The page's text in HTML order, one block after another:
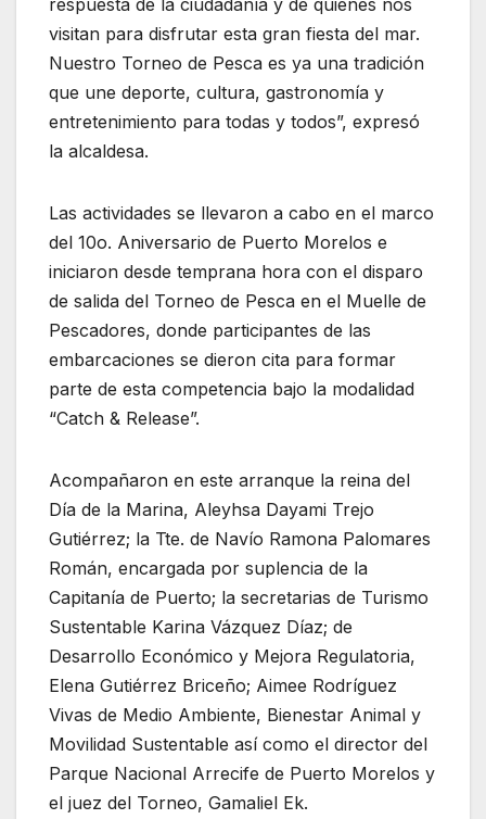
respuesta de la ciudadanía y de quienes nos
visitan para disfrutar esta gran fiesta del mar.
Nuestro Torneo de Pesca es ya una tradición
que une deporte, cultura, gastronomía y
entretenimiento para todas y todos”, expresó
la alcaldesa.
Las actividades se llevaron a cabo en el marco
del 10o. Aniversario de Puerto Morelos e
iniciaron desde temprana hora con el disparo
de salida del Torneo de Pesca en el Muelle de
Pescadores, donde participantes de las
embarcaciones se dieron cita para formar
parte de esta competencia bajo la modalidad
“Catch & Release”.
Acompañaron en este arranque la reina del
Día de la Marina, Aleyhsa Dayami Trejo
Gutiérrez; la Tte. de Navío Ramona Palomares
Román, encargada por suplencia de la
Capitanía de Puerto; la secretarias de Turismo
Sustentable Karina Vázquez Díaz; de
Desarrollo Económico y Mejora Regulatoria,
Elena Gutiérrez Briceño; Aimee Rodríguez
Vivas de Medio Ambiente, Bienestar Animal y
Movilidad Sustentable así como el director del
Parque Nacional Arrecife de Puerto Morelos y
el juez del Torneo, Gamaliel Ek.